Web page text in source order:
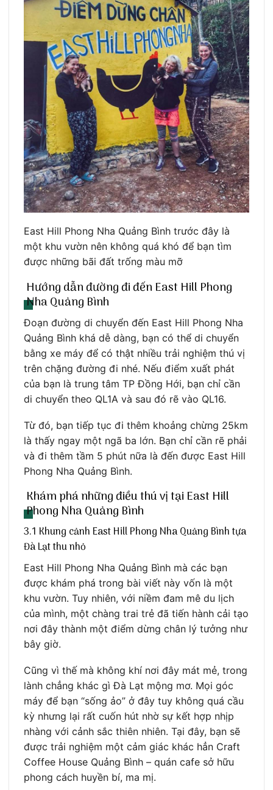
East Hill Phong Nha Quảng Bình trước đây là
một khu vườn nên không quá khó để bạn tìm
được những bãi đất trống màu mỡ
Hướng dẫn đường đi đến East Hill Phong
Nha Quảng Bình
Đoạn đường di chuyển đến East Hill Phong Nha
Quảng Bình khá dễ dàng, bạn có thể di chuyển
bằng xe máy để có thật nhiều trải nghiệm thú vị
trên chặng đường đi nhé. Nếu điểm xuất phát
của bạn là trung tâm TP Đồng Hới, bạn chỉ cần
di chuyển theo QL1A và sau đó rẽ vào QL16.
Từ đó, bạn tiếp tục đi thêm khoảng chừng 25km
là thấy ngay một ngã ba lớn. Bạn chỉ cần rẽ phải
và đi thêm tầm 5 phút nữa là đến được East Hill
Phong Nha Quảng Bình.
Khám phá những điều thú vị tại East Hill
Phong Nha Quảng Bình
3.1 Khung cảnh East Hill Phong Nha Quảng Bình tựa
Đà Lạt thu nhỏ
East Hill Phong Nha Quảng Bình mà các bạn
được khám phá trong bài viết này vốn là một
khu vườn. Tuy nhiên, với niềm đam mê du lịch
của mình, một chàng trai trẻ đã tiến hành cải tạo
nơi đây thành một điểm dừng chân lý tưởng như
bây giờ.
Cũng vì thế mà không khí nơi đây mát mẻ, trong
lành chẳng khác gì Đà Lạt mộng mơ. Mọi góc
máy để bạn “sống ảo” ở đây tuy không quá cầu
kỳ nhưng lại rất cuốn hút nhờ sự kết hợp nhịp
nhàng với cảnh sắc thiên nhiên. Tại đây, bạn sẽ
được trải nghiệm một cảm giác khác hẳn Craft
Coffee House Quảng Bình – quán cafe sở hữu
phong cách huyền bí, ma mị.